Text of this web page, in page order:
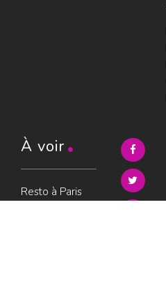
À voir
Resto à Paris